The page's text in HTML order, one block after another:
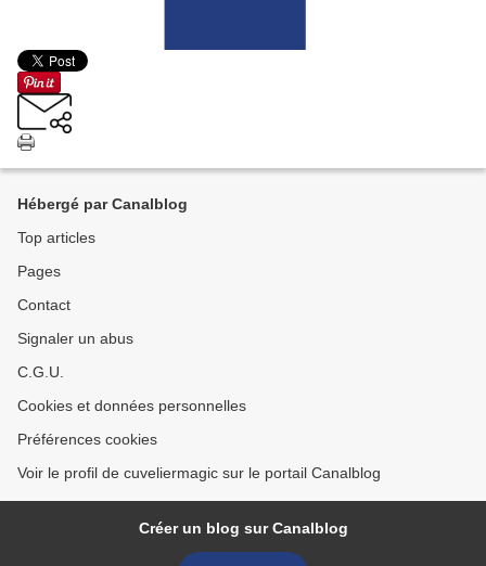
Hébergé par Canalblog
Top articles
Pages
Contact
Signaler un abus
C.G.U.
Cookies et données personnelles
Préférences cookies
Voir le profil de cuveliermagic sur le portail Canalblog
Créer un blog sur Canalblog